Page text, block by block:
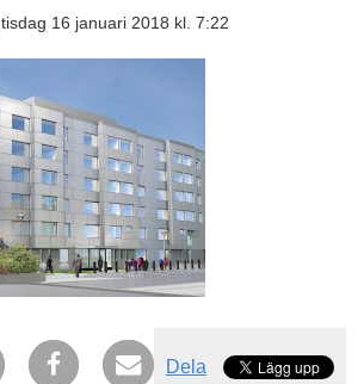
tisdag 16 januari 2018 kl. 7:22
Dela